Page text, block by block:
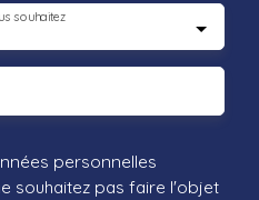
souhaitez
personnelles
souhaitez pas faire l'objet